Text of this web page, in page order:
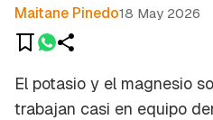
Maitane Pinedo18 May 2026
El potasio y el magnesio
trabajan casi en equipo